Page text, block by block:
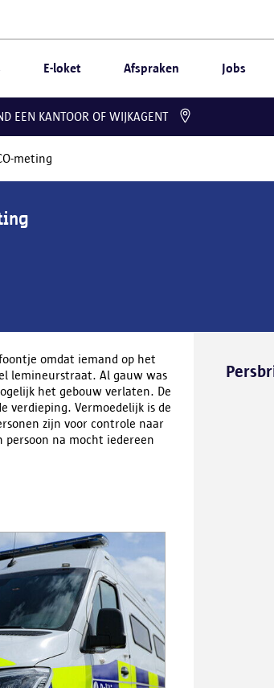
E-loket Afspraken Jobs
EEN KANTOOR OF WIJKAGENT
meting
omdat iemand op het
lemineurstraat. Al gauw was
het gebouw verlaten. De
verdieping. Vermoedelijk is de
zijn voor controle naar
persoon na mocht iedereen